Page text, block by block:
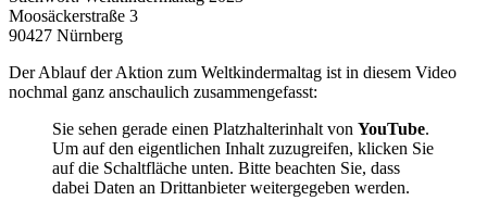
Moosäckerstraße 3
90427 Nürnberg
Der Ablauf der Aktion zum Weltkindermaltag ist in diesem Video
nochmal ganz anschaulich zusammengefasst:
Sie sehen gerade einen Platzhalterinhalt von YouTube.
Um auf den eigentlichen Inhalt zuzugreifen, klicken Sie
auf die Schaltfläche unten. Bitte beachten Sie, dass
dabei Daten an Drittanbieter weitergegeben werden.